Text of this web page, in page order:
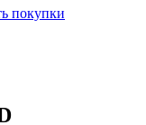
покупки